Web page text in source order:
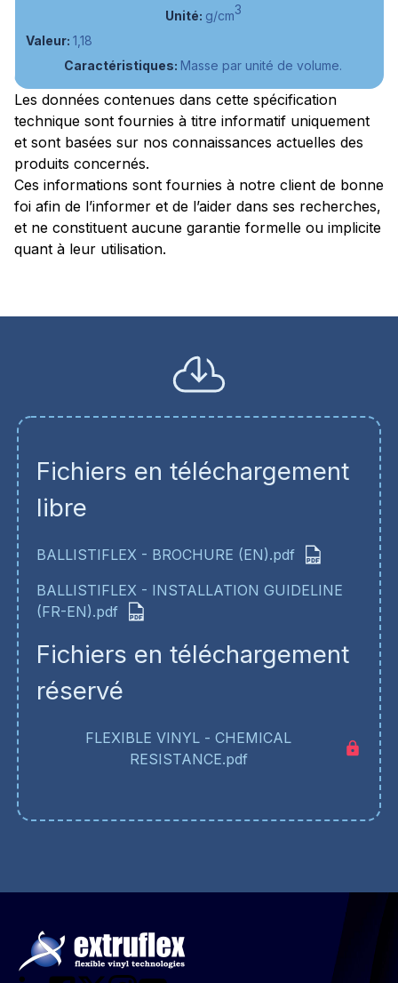
g/cm3
1,18
Masse par unité de volume.
Les données contenues dans cette spécification
technique sont fournies à titre informatif uniquement
et sont basées sur nos connaissances actuelles des
produits concernés.
Ces informations sont fournies à notre client de bonne
foi afin de l’informer et de l’aider dans ses recherches,
et ne constituent aucune garantie formelle ou implicite
quant à leur utilisation.
Fichiers en téléchargement
libre
BALLISTIFLEX - BROCHURE (EN).pdf
BALLISTIFLEX - INSTALLATION GUIDELINE
(FR-EN).pdf
Fichiers en téléchargement
réservé
FLEXIBLE VINYL - CHEMICAL
RESISTANCE.pdf